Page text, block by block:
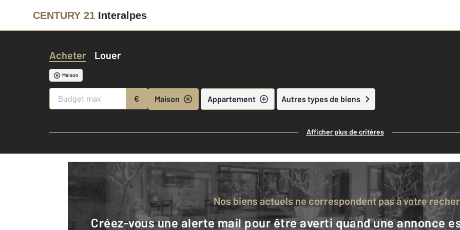
CENTURY 21 Interalpes
Acheter Louer
Maison
€ Maison Appartement Autres types de biens
Afficher plus de critères
Nos biens actuels ne correspondent pas à votre
Créez-vous une alerte mail pour être averti quand une annonce est en ligne et consultez la